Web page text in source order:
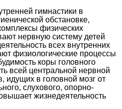
гимнастики в
обстановке,
физических
нервную систему детей
всех внутренних
физиологические процессы
коры головного
всей центральной нервной
идущих в головной мозг от
слухового, опорно-
жизнедеятельность